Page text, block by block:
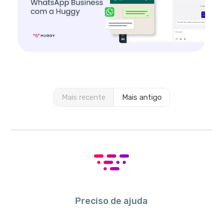
Mais recente Mais antigo
Preciso de ajuda